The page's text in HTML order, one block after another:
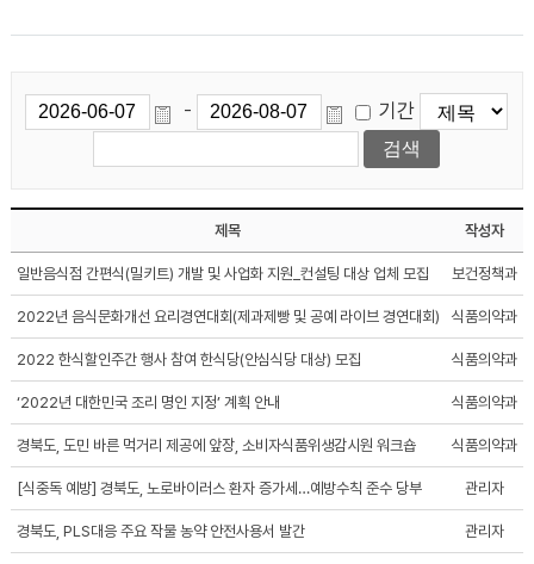
- 기간
제목 작성자
일반음식점 간편식(밀키트) 개발 및 사업화 지원_컨설팅 대상 업체 모집 보건정책과
2022년 음식문화개선 요리경연대회(제과제빵 및 공예 라이브 경연대회) 식품의약과
2022 한식할인주간 행사 참여 한식당(안심식당 대상) 모집 식품의약과
‘2022년 대한민국 조리 명인 지정’ 계획 안내 식품의약과
경북도, 도민 바른 먹거리 제공에 앞장, 소비자식품위생감시원 워크숍 식품의약과
[식중독 예방] 경북도, 노로바이러스 환자 증가세…예방수칙 준수 당부 관리자
경북도, PLS대응 주요 작물 농약 안전사용서 발간 관리자